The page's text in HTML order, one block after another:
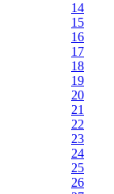
14
15
16
17
18
19
20
21
22
23
24
25
26